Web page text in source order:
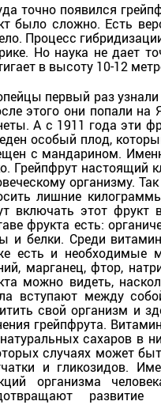
точно появился
было сложно. Есть
Процесс
Но наука не дает
в высоту 10-12
первый раз узнали
этого они попали на
А с 1911 года эти
особый плод,
с мандарином.
Грейпфрут настоящий
организму.
лишние
включать этот фрукт
фрукта есть:
и белки. Среди
есть и необходимые
марганец, фтор,
можно видеть,
вступают между
свой организм и
грейпфрута.
сахаров в
случаях может
и гликозидов.
организма